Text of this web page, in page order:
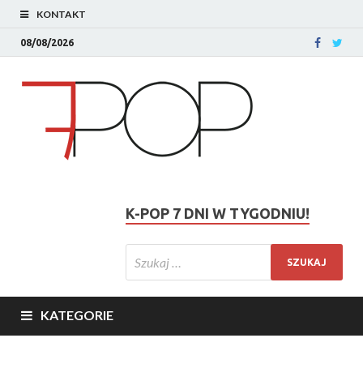
KONTAKT
08/08/2026
K-POP 7 DNI W TYGODNIU!
KATEGORIE